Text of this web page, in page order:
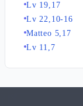
Lv 19,17
Lv 22,10-16
Matteo 5,17
Lv 11,7